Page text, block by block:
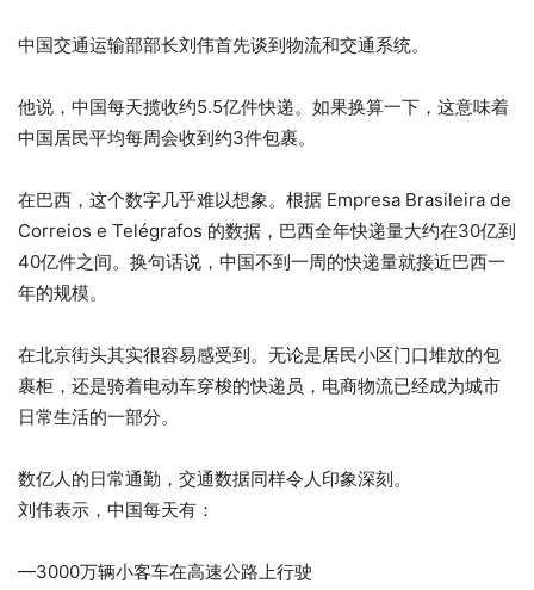
中国交通运输部部长刘伟首先谈到物流和交通系统。
他说，中国每天揽收约5.5亿件快递。如果换算一下，这意味着
中国居民平均每周会收到约3件包裹。
在巴西，这个数字几乎难以想象。根据 Empresa Brasileira de
Correios e Telégrafos 的数据，巴西全年快递量大约在30亿到
40亿件之间。换句话说，中国不到一周的快递量就接近巴西一
年的规模。
在北京街头其实很容易感受到。无论是居民小区门口堆放的包
裹柜，还是骑着电动车穿梭的快递员，电商物流已经成为城市
日常生活的一部分。
数亿人的日常通勤，交通数据同样令人印象深刻。
刘伟表示，中国每天有：
—3000万辆小客车在高速公路上行驶